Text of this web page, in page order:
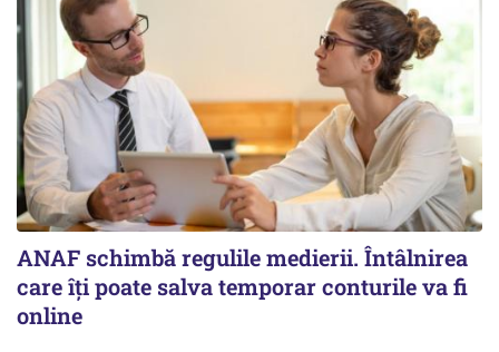
ANAF schimbă regulile medierii. Întâlnirea
care îți poate salva temporar conturile va fi
online